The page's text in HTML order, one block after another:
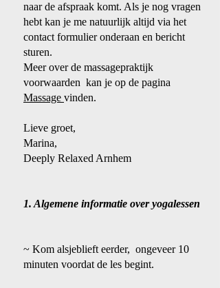
naar de afspraak komt. Als je nog vragen
hebt kan je me natuurlijk altijd via het
contact formulier onderaan en bericht
sturen.
Meer over de massagepraktijk
voorwaarden kan je op de pagina
Massage vinden.
Lieve groet,
Marina,
Deeply Relaxed Arnhem
1. Algemene informatie over yogalessen
~ Kom alsjeblieft eerder, ongeveer 10
minuten voordat de les begint.